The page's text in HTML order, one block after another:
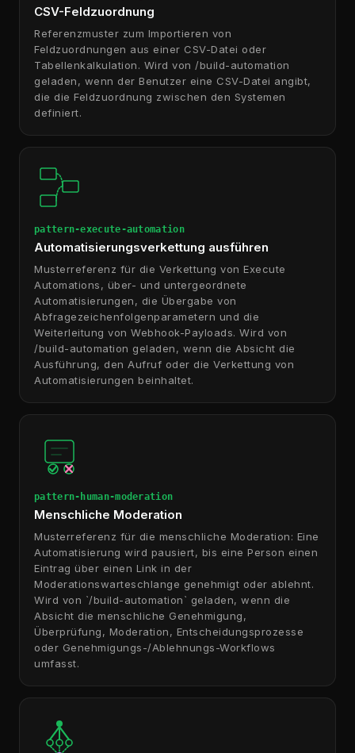
CSV-Feldzuordnung
Referenzmuster zum Importieren von
Feldzuordnungen aus einer CSV-Datei oder
Tabellenkalkulation. Wird von /build-automation
geladen, wenn der Benutzer eine CSV-Datei angibt,
die die Feldzuordnung zwischen den Systemen
definiert.
pattern-execute-automation
Automatisierungsverkettung ausführen
Musterreferenz für die Verkettung von Execute
Automations, über- und untergeordnete
Automatisierungen, die Übergabe von
Abfragezeichenfolgenparametern und die
Weiterleitung von Webhook-Payloads. Wird von
/build-automation geladen, wenn die Absicht die
Ausführung, den Aufruf oder die Verkettung von
Automatisierungen beinhaltet.
pattern-human-moderation
Menschliche Moderation
Musterreferenz für die menschliche Moderation: Eine
Automatisierung wird pausiert, bis eine Person einen
Eintrag über einen Link in der
Moderationswarteschlange genehmigt oder ablehnt.
Wird von `/build-automation` geladen, wenn die
Absicht die menschliche Genehmigung,
Überprüfung, Moderation, Entscheidungsprozesse
oder Genehmigungs-/Ablehnungs-Workflows
umfasst.